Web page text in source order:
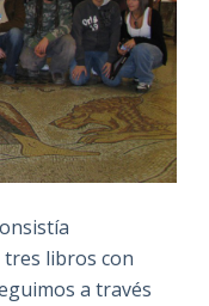
libros con
a través